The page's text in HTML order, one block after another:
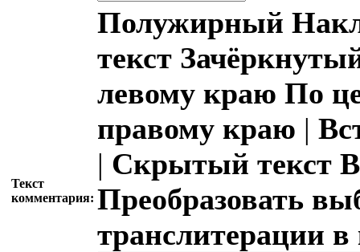
Текст
комментария:
Полужирный
текст
левому краю По
правому краю |
| Скрытый текст
Преобразовать
транслитерации